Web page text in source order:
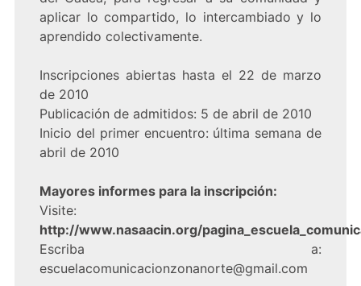
aplicar lo compartido, lo intercambiado y lo
aprendido colectivamente.
Inscripciones abiertas hasta el 22 de marzo
de 2010
Publicación de admitidos: 5 de abril de 2010
Inicio del primer encuentro: última semana de
abril de 2010
Mayores informes para la inscripción:
Visite:
http://www.nasaacin.org/
Escriba a:
escuelacomunicacionzonanorte@gmail.com